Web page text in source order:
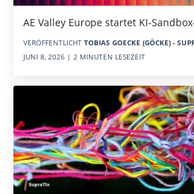
AE Valley Europe startet KI-
VERÖFFENTLICHT TOBIAS GOECKE (GÖCKE) -
JUNI 8, 2026 | 2 MINUTEN LESEZEIT